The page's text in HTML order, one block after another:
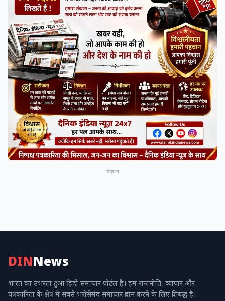
विज्ञापन
DINNews
भारत का उभरता हुआ हिंदी समाचार पोर्टल है। हम राजनीति, व्यापार और
पत्रकारिता के क्षेत्र में सबसे भरोसेमंद समाचार प्रदान करने के लिए प्रतिबद्ध हैं।